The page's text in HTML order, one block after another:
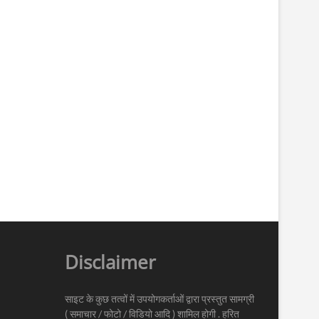
Disclaimer
साइट के कुछ तत्वों में उपयोगकर्ताओं द्वारा प्रस्तुत सामग्री
( समाचार / फोटो / विडियो आदि ) शामिल होगी . हरित